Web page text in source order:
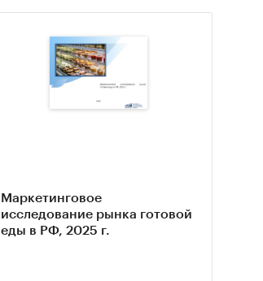
Маркетинговое
исследование рынка готовой
еды в РФ, 2025 г.